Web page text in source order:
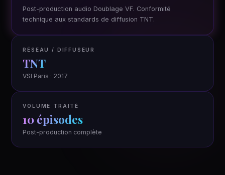
Post-production audio Doublage VF. Conformité
technique aux standards de diffusion TNT.
RÉSEAU / DIFFUSEUR
TNT
VSI Paris · 2017
VOLUME TRAITÉ
10 épisodes
Post-production complète